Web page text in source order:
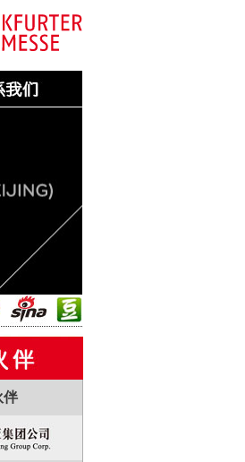
伴